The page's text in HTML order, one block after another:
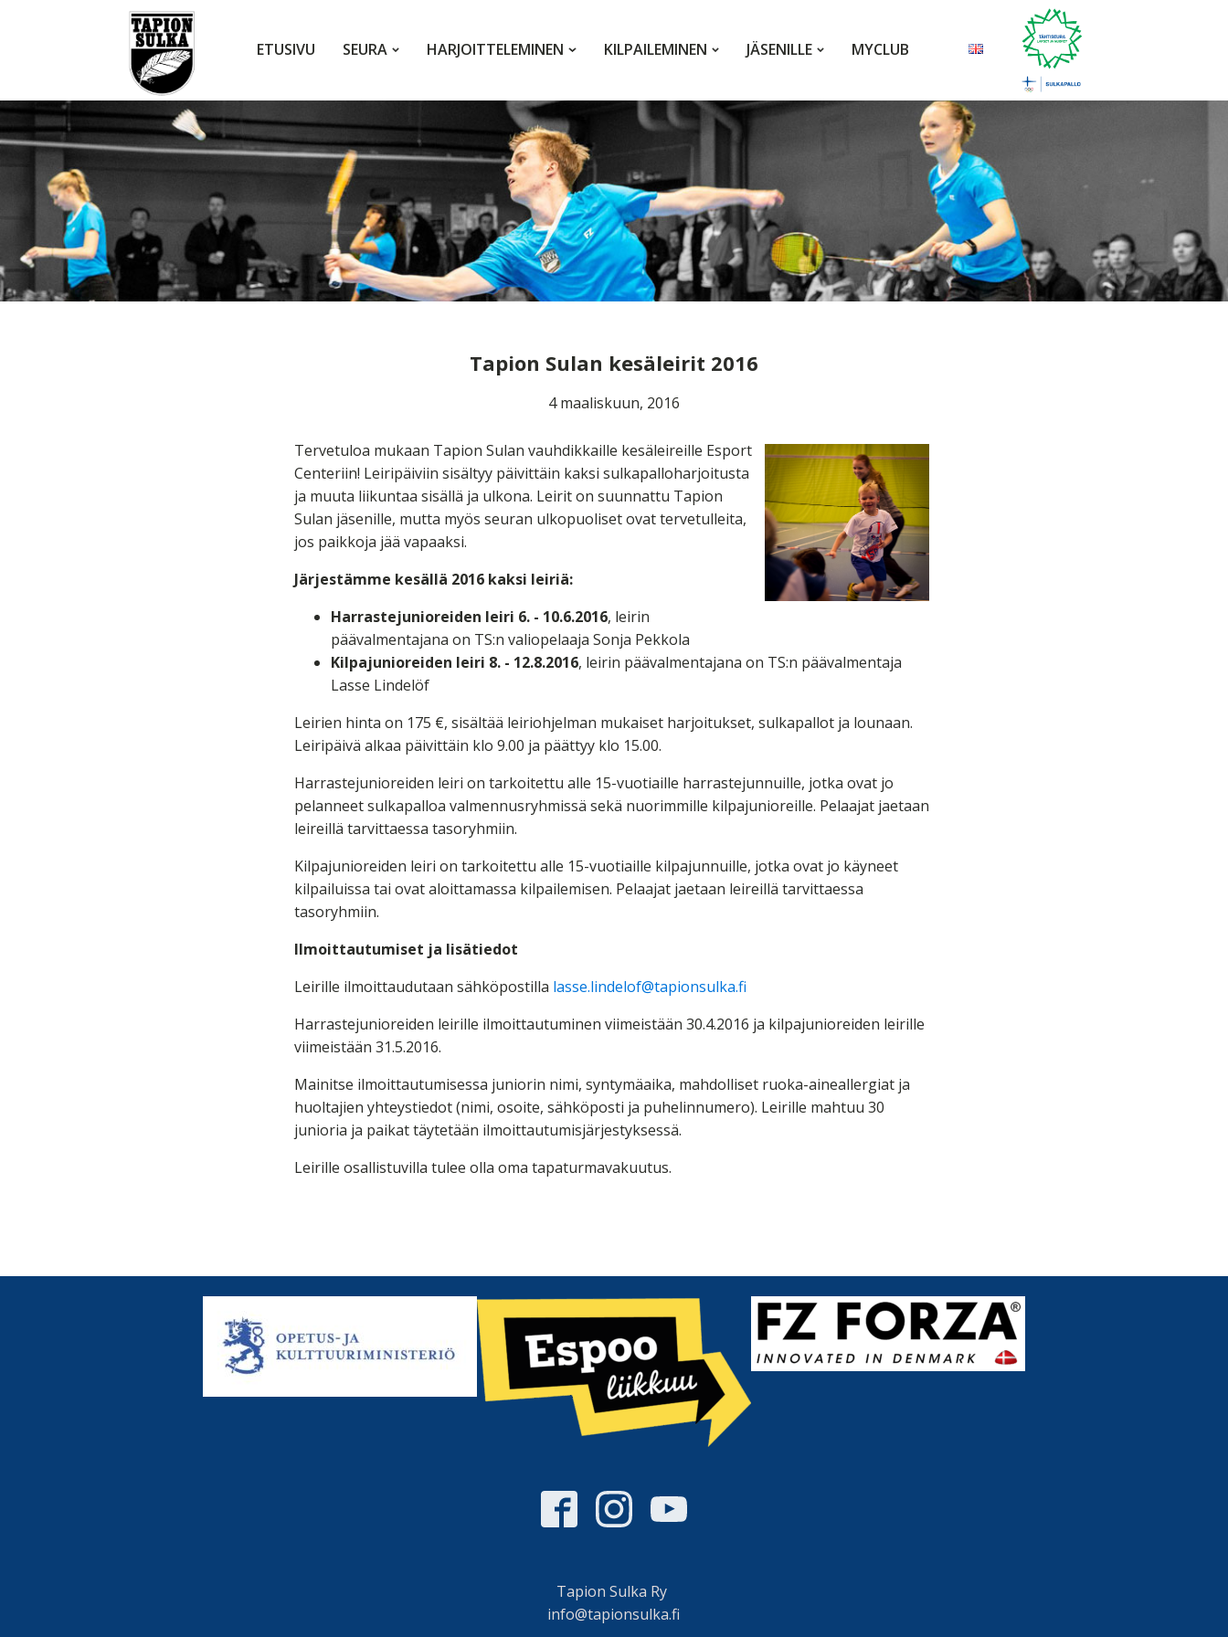
ETUSIVU SEURA HARJOITTELEMINEN KILPAILEMINEN JÄSENILLE MYCLUB
Tapion Sulan kesäleirit 2016
4 maaliskuun, 2016
Tervetuloa mukaan Tapion Sulan vauhdikkaille kesäleireille Esport
Centeriin! Leiripäiviin sisältyy päivittäin kaksi sulkapalloharjoitusta
ja muuta liikuntaa sisällä ja ulkona. Leirit on suunnattu Tapion
Sulan jäsenille, mutta myös seuran ulkopuoliset ovat tervetulleita,
jos paikkoja jää vapaaksi.
Järjestämme kesällä 2016 kaksi leiriä:
Harrastejunioreiden leiri 6. - 10.6.2016, leirin
päävalmentajana on TS:n valiopelaaja Sonja Pekkola
Kilpajunioreiden leiri 8. - 12.8.2016, leirin päävalmentajana on TS:n päävalmentaja
Lasse Lindelöf
Leirien hinta on 175 €, sisältää leiriohjelman mukaiset harjoitukset, sulkapallot ja lounaan.
Leiripäivä alkaa päivittäin klo 9.00 ja päättyy klo 15.00.
Harrastejunioreiden leiri on tarkoitettu alle 15-vuotiaille harrastejunnuille, jotka ovat jo
pelanneet sulkapalloa valmennusryhmissä sekä nuorimmille kilpajunioreille. Pelaajat jaetaan
leireillä tarvittaessa tasoryhmiin.
Kilpajunioreiden leiri on tarkoitettu alle 15-vuotiaille kilpajunnuille, jotka ovat jo käyneet
kilpailuissa tai ovat aloittamassa kilpailemisen. Pelaajat jaetaan leireillä tarvittaessa
tasoryhmiin.
Ilmoittautumiset ja lisätiedot
Leirille ilmoittaudutaan sähköpostilla lasse.lindelof@tapionsulka.fi
Harrastejunioreiden leirille ilmoittautuminen viimeistään 30.4.2016 ja kilpajunioreiden leirille
viimeistään 31.5.2016.
Mainitse ilmoittautumisessa juniorin nimi, syntymäaika, mahdolliset ruoka-aineallergiat ja
huoltajien yhteystiedot (nimi, osoite, sähköposti ja puhelinnumero). Leirille mahtuu 30
junioria ja paikat täytetään ilmoittautumisjärjestyksessä.
Leirille osallistuvilla tulee olla oma tapaturmavakuutus.
Tapion Sulka Ry
info@tapionsulka.fi